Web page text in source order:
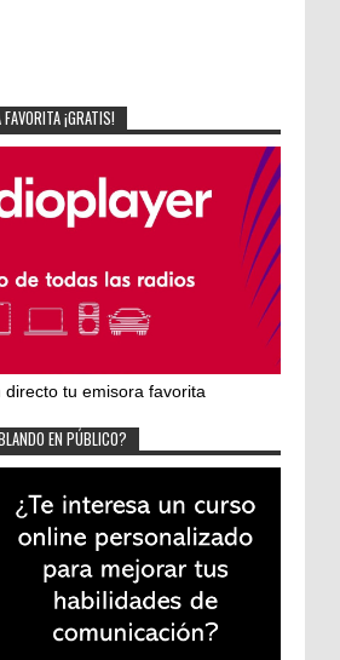
¡GRATIS!
directo tu emisora favorita
EN PÚBLICO?